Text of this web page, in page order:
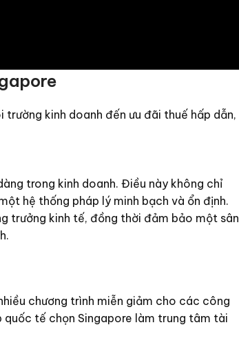
trường kinh doanh đến ưu đãi thuế hấp dẫn,
trong kinh doanh. Điều này không chỉ
hệ thống pháp lý minh bạch và ổn định.
trưởng kinh tế, đồng thời đảm bảo một sân
chương trình miễn giảm cho các công
tế chọn Singapore làm trung tâm tài